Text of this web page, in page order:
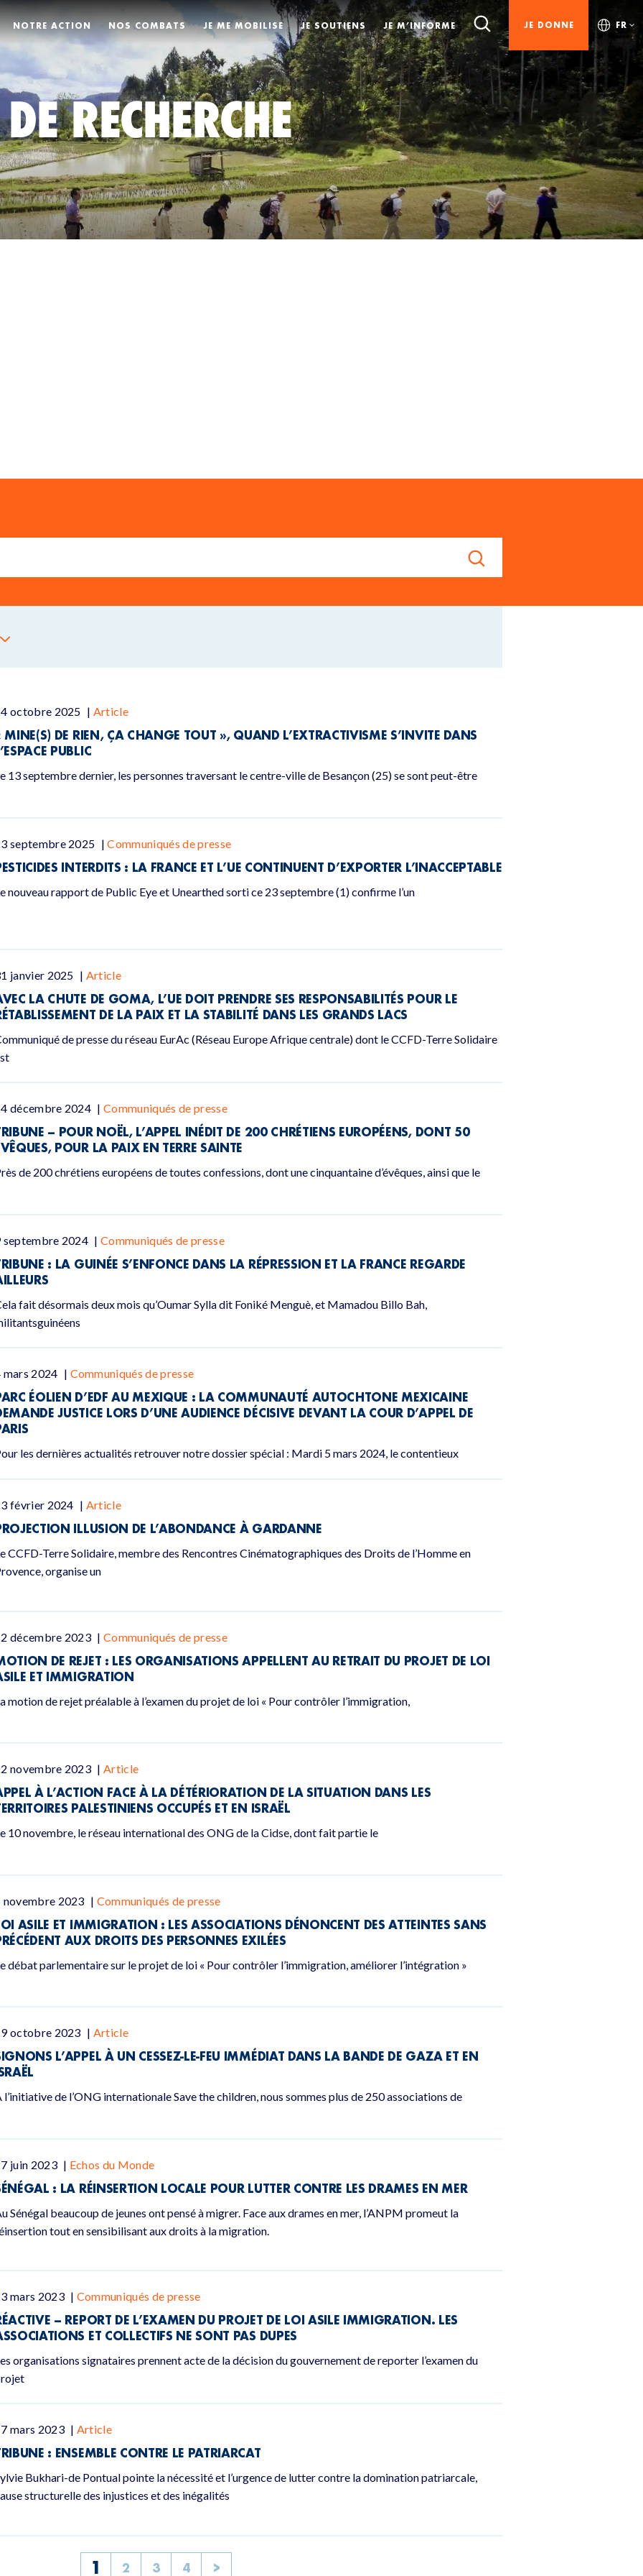
NOTRE ACTION NOS COMBATS JE ME MOBILISE JE SOUTIENS JE M’INFORME JE DONNE FR
RECHERCHE
octobre 2025 | Article
MINE(S) DE RIEN, ÇA CHANGE TOUT », QUAND L’EXTRACTIVISME S’INVITE DANS
PUBLIC
13 septembre dernier, les personnes traversant le centre-ville de Besançon (25) se sont peut-être
septembre 2025 | Communiqués de presse
INTERDITS : LA FRANCE ET L’UE CONTINUENT D’EXPORTER L’INACCEPTABLE
nouveau rapport de Public Eye et Unearthed sorti ce 23 septembre (1) confirme l’un
janvier 2025 | Article
LA CHUTE DE GOMA, L’UE DOIT PRENDRE SES RESPONSABILITÉS POUR LE
DE LA PAIX ET LA STABILITÉ DANS LES GRANDS LACS
de presse du réseau EurAc (Réseau Europe Afrique centrale) dont le CCFD-Terre Solidaire
décembre 2024 | Communiqués de presse
– POUR NOËL, L’APPEL INÉDIT DE 200 CHRÉTIENS EUROPÉENS, DONT 50
POUR LA PAIX EN TERRE SAINTE
de 200 chrétiens européens de toutes confessions, dont une cinquantaine d’évêques, ainsi que le
septembre 2024 | Communiqués de presse
: LA GUINÉE S’ENFONCE DANS LA RÉPRESSION ET LA FRANCE REGARDE
fait désormais deux mois qu’Oumar Sylla dit Foniké Menguè, et Mamadou Billo Bah,
mars 2024 | Communiqués de presse
ÉOLIEN D’EDF AU MEXIQUE : LA COMMUNAUTÉ AUTOCHTONE MEXICAINE
JUSTICE LORS D’UNE AUDIENCE DÉCISIVE DEVANT LA COUR D’APPEL DE
les dernières actualités retrouver notre dossier spécial : Mardi 5 mars 2024, le contentieux
février 2024 | Article
ILLUSION DE L’ABONDANCE À GARDANNE
CCFD-Terre Solidaire, membre des Rencontres Cinématographiques des Droits de l’Homme en
organise un
décembre 2023 | Communiqués de presse
DE REJET : LES ORGANISATIONS APPELLENT AU RETRAIT DU PROJET DE LOI
ET IMMIGRATION
motion de rejet préalable à l’examen du projet de loi « Pour contrôler l’immigration,
novembre 2023 | Article
À L’ACTION FACE À LA DÉTÉRIORATION DE LA SITUATION DANS LES
PALESTINIENS OCCUPÉS ET EN ISRAËL
10 novembre, le réseau international des ONG de la Cidse, dont fait partie le
novembre 2023 | Communiqués de presse
ASILE ET IMMIGRATION : LES ASSOCIATIONS DÉNONCENT DES ATTEINTES SANS
AUX DROITS DES PERSONNES EXILÉES
débat parlementaire sur le projet de loi « Pour contrôler l’immigration, améliorer l’intégration »
octobre 2023 | Article
L’APPEL À UN CESSEZ-LE-FEU IMMÉDIAT DANS LA BANDE DE GAZA ET EN
l’initiative de l’ONG internationale Save the children, nous sommes plus de 250 associations de
juin 2023 | Echos du Monde
: LA RÉINSERTION LOCALE POUR LUTTER CONTRE LES DRAMES EN MER
Sénégal beaucoup de jeunes ont pensé à migrer. Face aux drames en mer, l’ANPM promeut la
tout en sensibilisant aux droits à la migration.
mars 2023 | Communiqués de presse
– REPORT DE L’EXAMEN DU PROJET DE LOI ASILE IMMIGRATION. LES
ET COLLECTIFS NE SONT PAS DUPES
organisations signataires prennent acte de la décision du gouvernement de reporter l’examen du
mars 2023 | Article
: ENSEMBLE CONTRE LE PATRIARCAT
Bukhari-de Pontual pointe la nécessité et l’urgence de lutter contre la domination patriarcale,
structurelle des injustices et des inégalités
1 2 3 4 >